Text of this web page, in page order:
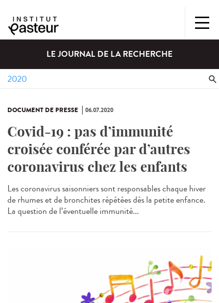
LE JOURNAL DE LA RECHERCHE
DOCUMENT DE PRESSE 06.07.2020
Covid-19 : pas d’immunité
croisée conférée par d’autres
coronavirus chez les enfants
Les coronavirus saisonniers sont responsables chaque hiver
de rhumes et de bronchites répétées dès la petite enfance.
La question de l’éventuelle immunité...